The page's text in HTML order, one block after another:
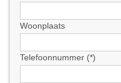
Woonplaats
Telefoonnummer (*)